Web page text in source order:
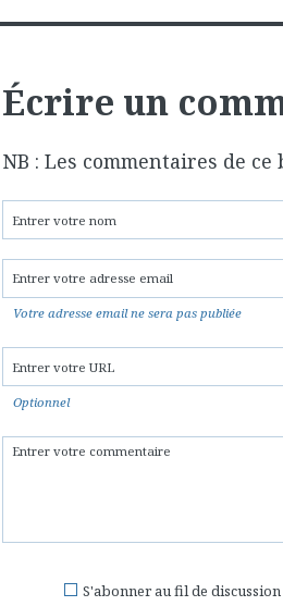
Écrire un
NB : Les commentaires de
Votre adresse email ne sera pas publiée
Optionnel
S'abonner au fil de discussion